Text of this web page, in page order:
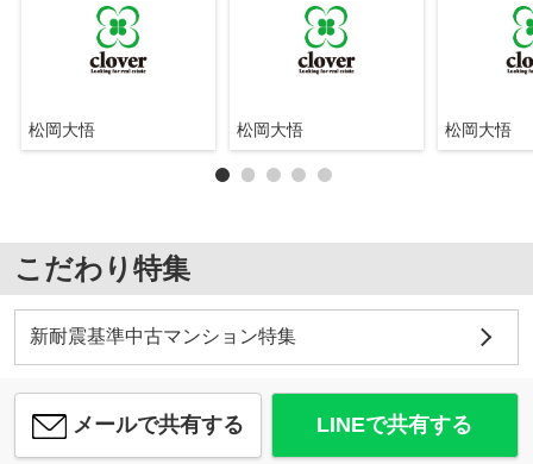
松岡大悟 松岡大悟 松岡大悟
こだわり特集
新耐震基準中古マンション特集
メールで共有する LINEで共有する